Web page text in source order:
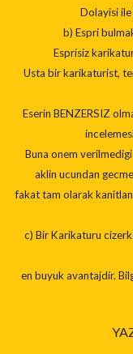
Dolayisi
b) Espri
Esprisiz
Usta bir karikaturist,
Eserin BENZERSIZ
Buna onem
aklin ucundan
fakat tam olarak
c) Bir Karikaturu
en buyuk avantajdir.